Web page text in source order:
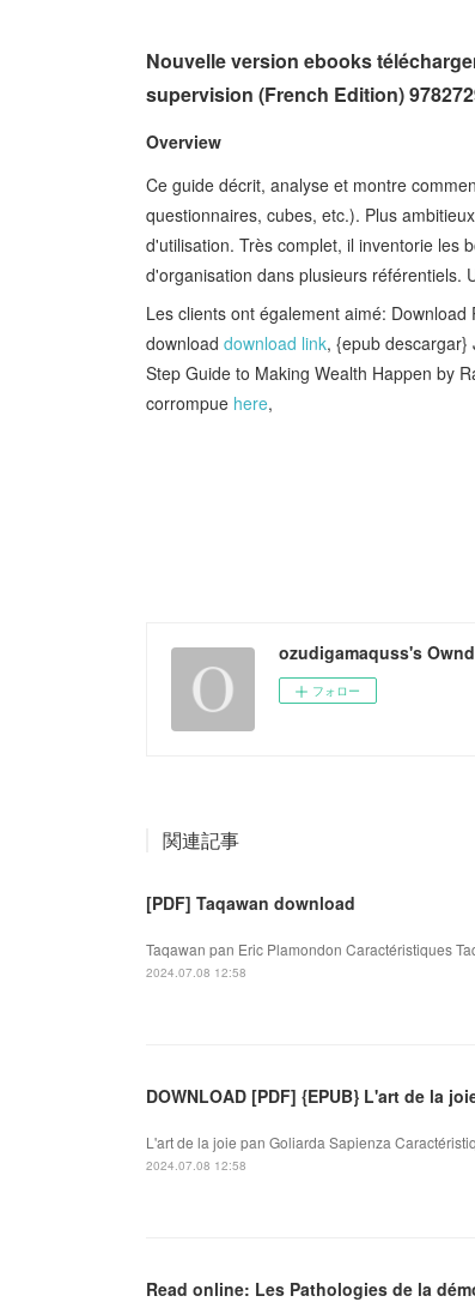
Nouvelle version ebooks
supervision (French Edition)
Overview
Ce guide décrit, analyse et montre
questionnaires, cubes, etc.). Plus
d'utilisation. Très complet, il inventorie les
d'organisation dans plusieurs référentiels.
Les clients ont également aimé:
download download link, {epub descargar}
Step Guide to Making Wealth Happen by
corrompue here,
ozudigamaquss's Ownd
フォロー
関連記事
[PDF] Taqawan download
Taqawan pan Eric Plamondon Caractéristiques
2024.07.08 12:58
DOWNLOAD [PDF] {EPUB} L'art de la
L'art de la joie pan Goliarda Sapienza
2024.07.08 12:58
Read online: Les Pathologies de la